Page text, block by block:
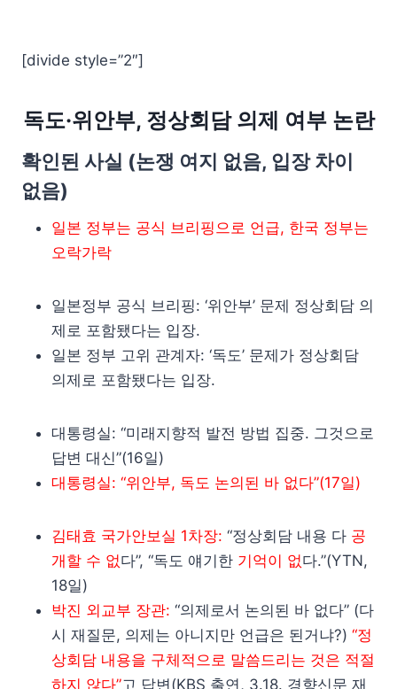
[divide style=”2″]
독도·위안부, 정상회담 의제 여부 논란
확인된 사실 (논쟁 여지 없음, 입장 차이
없음)
일본 정부는 공식 브리핑으로 언급, 한국 정부는
오락가락
일본정부 공식 브리핑: ‘위안부’ 문제 정상회담 의
제로 포함됐다는 입장.
일본 정부 고위 관계자: ‘독도’ 문제가 정상회담
의제로 포함됐다는 입장.
대통령실: “미래지향적 발전 방법 집중. 그것으로
답변 대신”(16일)
대통령실: “위안부, 독도 논의된 바 없다”(17일)
김태효 국가안보실 1차장: “정상회담 내용 다 공
개할 수 없다”, “독도 얘기한 기억이 없다.”(YTN,
18일)
박진 외교부 장관: “의제로서 논의된 바 없다” (다
시 재질문, 의제는 아니지만 언급은 된거냐?) “정
상회담 내용을 구체적으로 말씀드리는 것은 적절
하지 않다”고 답변(KBS 출연, 3.18. 경향신문 재